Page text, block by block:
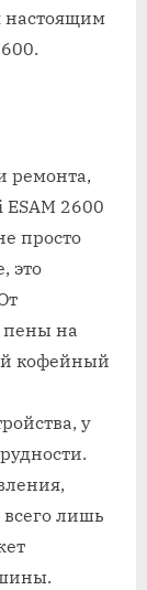
настоящим
ремонта,
2600
просто
это
пены на
кофейный
у
лишь